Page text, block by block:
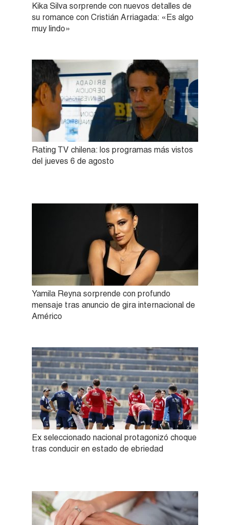
Kika Silva sorprende con nuevos detalles de
su romance con Cristián Arriagada: «Es algo
muy lindo»
Rating TV chilena: los programas más vistos
del jueves 6 de agosto
Yamila Reyna sorprende con profundo
mensaje tras anuncio de gira internacional de
Américo
Ex seleccionado nacional protagonizó choque
tras conducir en estado de ebriedad